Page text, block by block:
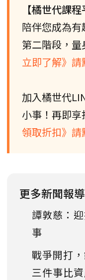
【橘世代課程
陪伴您成為
第二階段，量
立即了解》請
加入橘世代
小事！再即享
領取折扣》請
更多新聞報導
譚敦慈：
事
戰爭開打
三件事比